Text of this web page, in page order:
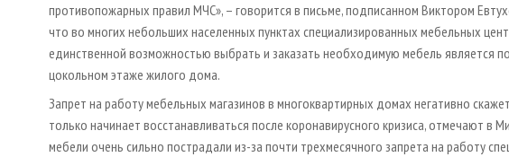
противопожарных правил МЧС», – говорится в письме, подписанном Виктором
что во многих небольших населенных пунктах специализированных мебельных
единственной возможностью выбрать и заказать необходимую мебель является
цокольном этаже жилого дома.
Запрет на работу мебельных магазинов в многоквартирных домах негативно
только начинает восстанавливаться после коронавирусного кризиса, отмечают
мебели очень сильно пострадали из-за почти трехмесячного запрета на работу